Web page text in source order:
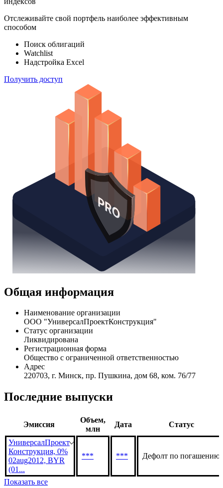
Отслеживайте свой портфель наиболее эффективным
способом
Поиск облигаций
Watchlist
Надстройка Excel
Получить доступ
Общая информация
Наименование организации
ООО "УниверсалПроектКонструкция"
Статус организации
Ликвидирована
Регистрационная форма
Общество с ограниченной ответственностью
Адрес
220703, г. Минск, пр. Пушкина, дом 68, ком. 76/77
Последние выпуски
Эмиссия
Объем,
млн
Дата Статус
УниверсалПроект
Конструкция, 0%
02aug2012, BYR
(01...
*** *** Дефолт по погашению
Показать все